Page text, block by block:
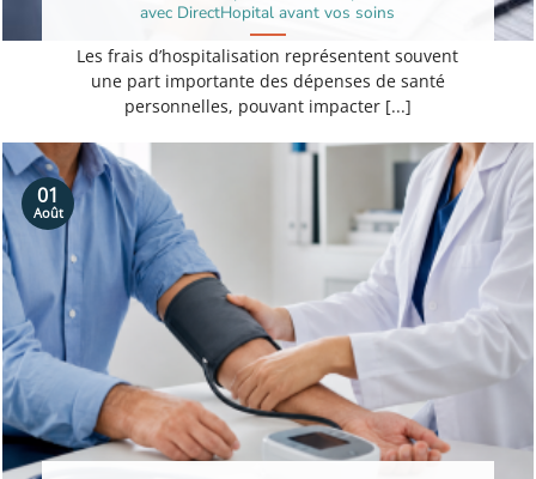
avec DirectHopital avant vos soins
Les frais d’hospitalisation représentent souvent
une part importante des dépenses de santé
personnelles, pouvant impacter [...]
01
Août